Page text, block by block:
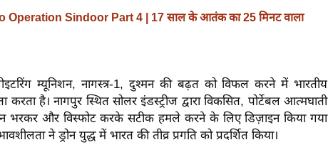
Operation Sindoor Part 4 | 17 साल के आतंक का 25 मिनट वाला
म्यूनिशन, नागस्त्र-1, दुश्मन की बढ़त को विफल करने में भारतीय
करता है। नागपुर स्थित सोलर इंडस्ट्रीज द्वारा विकसित, पोर्टेबल आत्मघाती
भरकर और विस्फोट करके सटीक हमले करने के लिए डिज़ाइन किया गया
ने ड्रोन युद्ध में भारत की तीव्र प्रगति को प्रदर्शित किया।